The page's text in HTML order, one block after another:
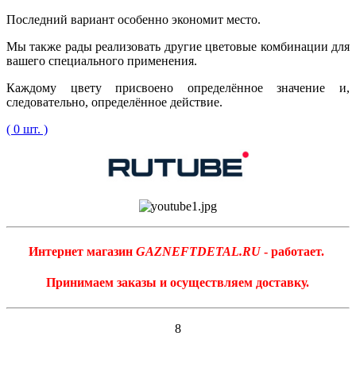
Последний вариант особенно экономит место.
Мы также рады реализовать другие цветовые комбинации для
вашего специального применения.
Каждому цвету присвоено определённое значение и,
следовательно, определённое действие.
( 0 шт. )
Интернет магазин GAZNEFTDETAL.RU- работает.
Принимаем заказы и осуществляем доставку.
8